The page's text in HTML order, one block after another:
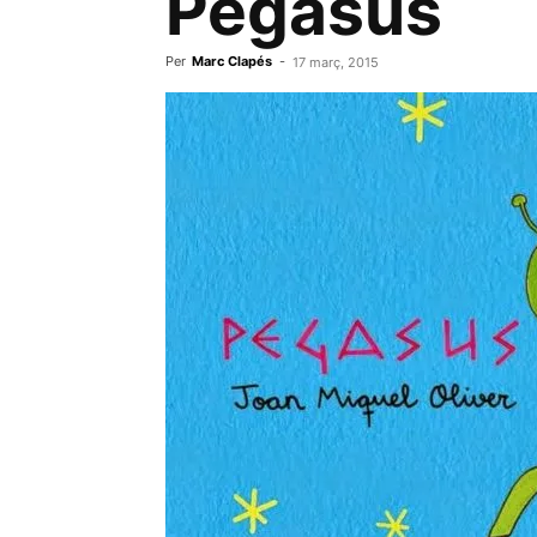
Per Marc Clapés - 17 març, 2015